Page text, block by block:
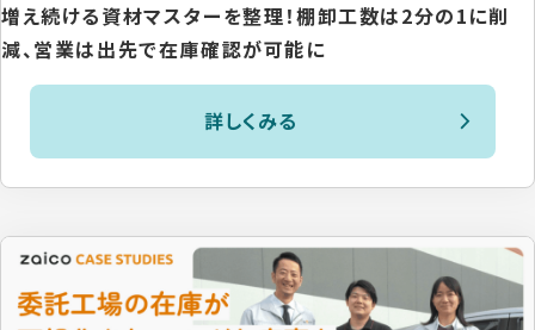
増え続ける資材マスターを整理！棚卸工数は2分の1に削
減、営業は出先で在庫確認が可能に
詳しくみる